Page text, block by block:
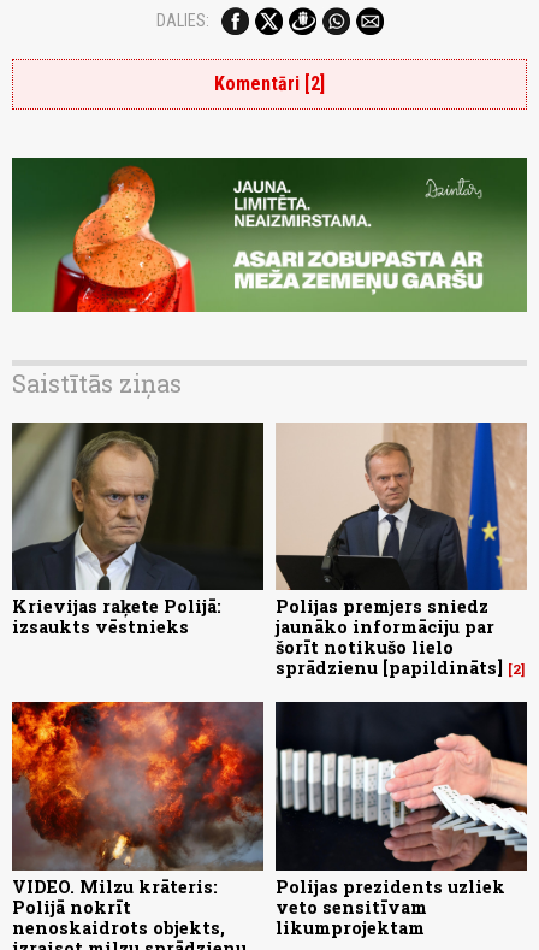
DALIES:
Komentāri [2]
Saistītās ziņas
Krievijas raķete Polijā:
izsaukts vēstnieks
Polijas premjers sniedz
jaunāko informāciju par
šorīt notikušo lielo
sprādzienu [papildināts]
2
VIDEO. Milzu krāteris:
Polijā nokrīt
nenoskaidrots objekts,
Polijas prezidents uzliek
veto sensitīvam
likumprojektam